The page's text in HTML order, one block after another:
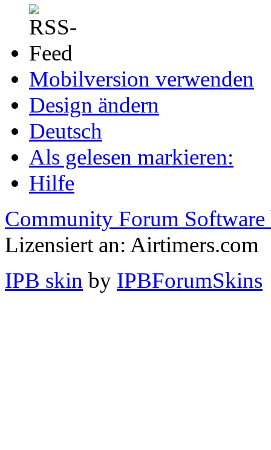
Mobilversion verwenden
Design ändern
Deutsch
Als gelesen markieren:
Hilfe
Community Forum Software
Lizensiert an: Airtimers.com
IPB skin by IPBForumSkins